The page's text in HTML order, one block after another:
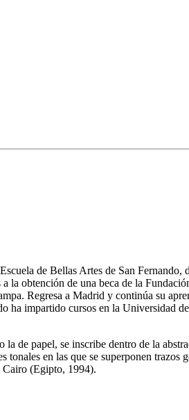
de Bellas Artes de San
a la obtención de una beca de la
Regresa a Madrid y continúa su
ha impartido cursos en la Universidad
de papel, se inscribe dentro de la
tonales en las que se superponen
(Egipto, 1994).